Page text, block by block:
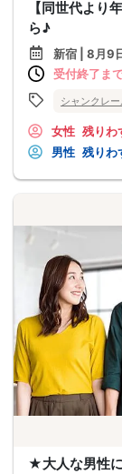
【同世代より
ら♪
新宿 | 8月9
受付終了ま
シャンクレ
女性 残りわ
男性 残りわ
★大人な男性